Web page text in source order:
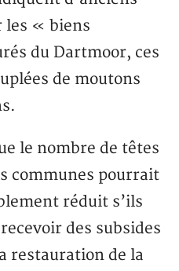
les « biens
du Dartmoor, ces
de moutons
le nombre de têtes
communes pourrait
réduit s’ils
des subsides
restauration de la